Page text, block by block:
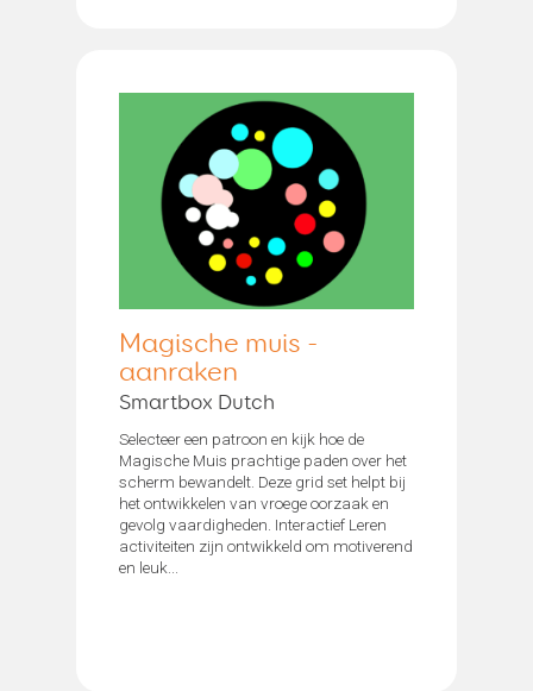
Magische muis -
aanraken
Smartbox Dutch
Selecteer een patroon en kijk hoe de
Magische Muis prachtige paden over het
scherm bewandelt. Deze grid set helpt bij
het ontwikkelen van vroege oorzaak en
gevolg vaardigheden. Interactief Leren
activiteiten zijn ontwikkeld om motiverend
en leuk...